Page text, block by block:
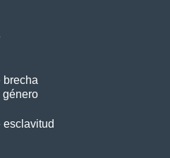
brecha
género
esclavitud